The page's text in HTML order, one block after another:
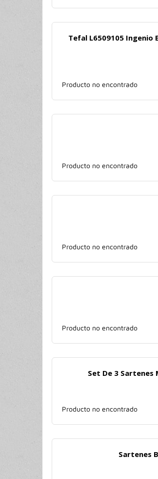
Tefal L6509105 Ingenio
Producto no encontrado
Producto no encontrado
Producto no encontrado
Producto no encontrado
Set De 3 Sartenes
Producto no encontrado
Sartenes